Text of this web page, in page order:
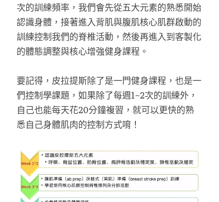
次的訓練頻率，我們會先從五大元素的熟悉開始
認識身體，接著進入背肌與腹肌核心肌群啟動的
訓練控制我們的脊椎活動，然後再進入到客製化
的體態調整與核心增強健身課程。
要記得，皮拉提斯除了是一門健身課程，也是一
們控制學課題，如果除了每週1~2次的訓練外，
自己也能每天花20分鐘複習，就可以更快的熟
悉自己身體肌肉的控制方式唷！